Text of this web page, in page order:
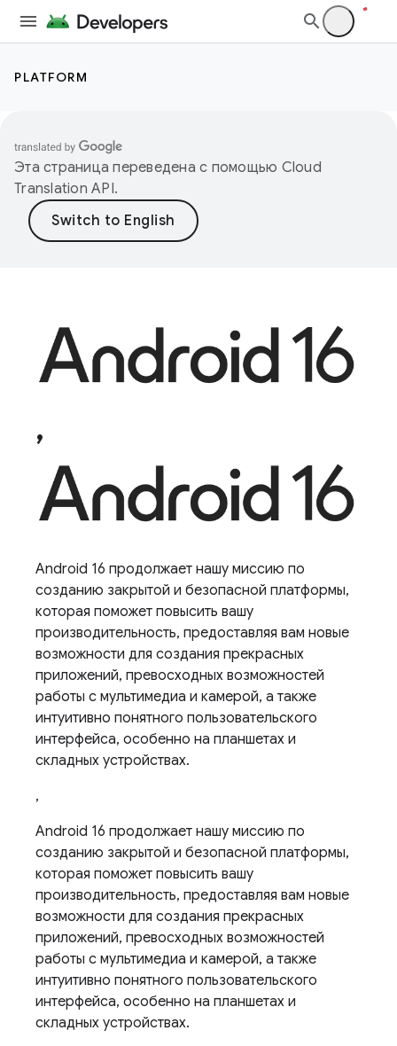
PLATFORM
Эта страница переведена с помощью Cloud
Translation API.
,
Android 16 продолжает нашу миссию по
созданию закрытой и безопасной платформы,
которая поможет повысить вашу
производительность, предоставляя вам новые
возможности для создания прекрасных
приложений, превосходных возможностей
работы с мультимедиа и камерой, а также
интуитивно понятного пользовательского
интерфейса, особенно на планшетах и ​​
складных устройствах.
,
Android 16 продолжает нашу миссию по
созданию закрытой и безопасной платформы,
которая поможет повысить вашу
производительность, предоставляя вам новые
возможности для создания прекрасных
приложений, превосходных возможностей
работы с мультимедиа и камерой, а также
интуитивно понятного пользовательского
интерфейса, особенно на планшетах и ​​
складных устройствах.